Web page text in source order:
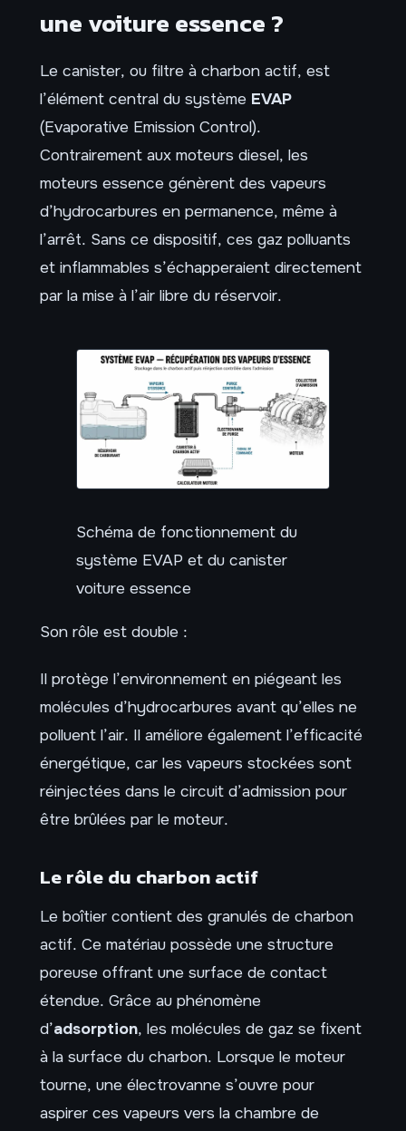
une voiture essence ?
Le canister, ou filtre à charbon actif, est
l’élément central du système EVAP
(Evaporative Emission Control).
Contrairement aux moteurs diesel, les
moteurs essence génèrent des vapeurs
d’hydrocarbures en permanence, même à
l’arrêt. Sans ce dispositif, ces gaz polluants
et inflammables s’échapperaient directement
par la mise à l’air libre du réservoir.
Schéma de fonctionnement du
système EVAP et du canister
voiture essence
Son rôle est double :
Il protège l’environnement en piégeant les
molécules d’hydrocarbures avant qu’elles ne
polluent l’air. Il améliore également l’efficacité
énergétique, car les vapeurs stockées sont
réinjectées dans le circuit d’admission pour
être brûlées par le moteur.
Le rôle du charbon actif
Le boîtier contient des granulés de charbon
actif. Ce matériau possède une structure
poreuse offrant une surface de contact
étendue. Grâce au phénomène
d’adsorption, les molécules de gaz se fixent
à la surface du charbon. Lorsque le moteur
tourne, une électrovanne s’ouvre pour
aspirer ces vapeurs vers la chambre de